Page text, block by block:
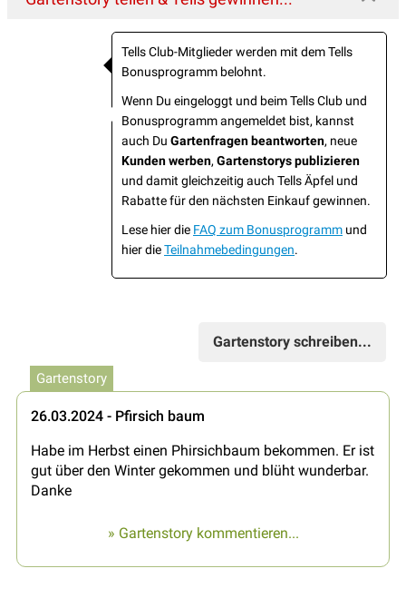
Tells Club-Mitglieder werden mit dem Tells
Bonusprogramm belohnt.
Wenn Du eingeloggt und beim Tells Club und
Bonusprogramm angemeldet bist, kannst
auch Du Gartenfragen beantworten, neue
Kunden werben, Gartenstorys publizieren
und damit gleichzeitig auch Tells Äpfel und
Rabatte für den nächsten Einkauf gewinnen.
Lese hier die FAQ zum Bonusprogramm und
hier dieTeilnahmebedingungen.
Gartenstory schreiben...
Gartenstory
26.03.2024 - Pfirsich baum
Habe im Herbst einen Phirsichbaum bekommen. Er ist
gut über den Winter gekommen und blüht wunderbar.
Danke
» Gartenstory kommentieren...